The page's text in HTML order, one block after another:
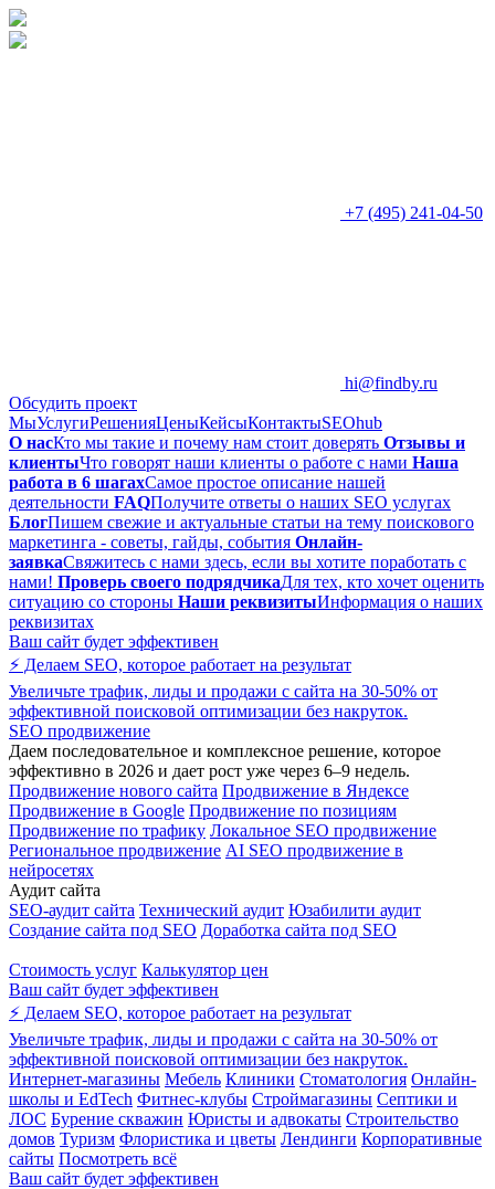
+7 (495) 241-04-50
hi@findby.ru
Обсудить проект
МыУслугиРешенияЦеныКейсыКонтактыSEOhub
О насКто мы такие и почему нам стоит доверять Отзывы и
клиентыЧто говорят наши клиенты о работе с нами Наша
работа в 6 шагахСамое простое описание нашей
деятельности FAQПолучите ответы о наших SEO услугах
БлогПишем свежие и актуальные статьи на тему поискового
маркетинга - советы, гайды, события Онлайн-
заявкаСвяжитесь с нами здесь, если вы хотите поработать с
нами! Проверь своего подрядчикаДля тех, кто хочет оценить
ситуацию со стороны Наши реквизитыИнформация о наших
реквизитах
Ваш сайт будет эффективен
⚡ Делаем SEO, которое работает на результат
Увеличьте трафик, лиды и продажи с сайта на 30-50% от
эффективной поисковой оптимизации без накруток.
SEO продвижение
Даем последовательное и комплексное решение, которое
эффективно в 2026 и дает рост уже через 6–9 недель.
Продвижение нового сайта Продвижение в Яндексе
Продвижение в Google Продвижение по позициям
Продвижение по трафику Локальное SEO продвижение
Региональное продвижение AI SEO продвижение в
нейросетях
Аудит сайта
SEO-аудит сайта Технический аудит Юзабилити аудит
Создание сайта под SEO Доработка сайта под SEO
Стоимость услуг Калькулятор цен
Ваш сайт будет эффективен
⚡ Делаем SEO, которое работает на результат
Увеличьте трафик, лиды и продажи с сайта на 30-50% от
эффективной поисковой оптимизации без накруток.
Интернет-магазины Мебель Клиники Стоматология Онлайн-
школы и EdTech Фитнес-клубы Строймагазины Септики и
ЛОС Бурение скважин Юристы и адвокаты Строительство
домов Туризм Флористика и цветы Лендинги Корпоративные
сайты Посмотреть всё
Ваш сайт будет эффективен